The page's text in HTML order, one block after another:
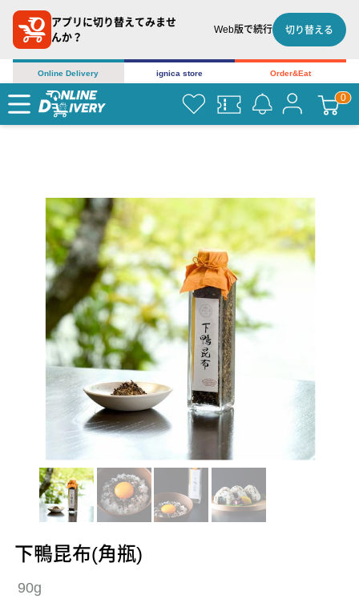
アプリに切り替えてみませ
んか？
Web版で続行 切り替える
Online Delivery ignica store Order&Eat
下鴨昆布(角瓶)
90g